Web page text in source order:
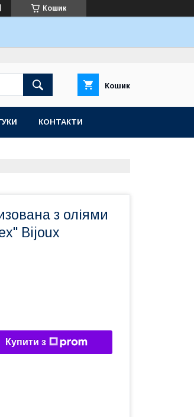
Кошик
Кошик
КОНТАКТИ
з оліями
Bijoux
Купити з